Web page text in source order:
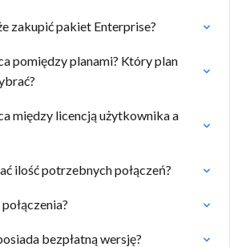
zakupić pakiet Enterprise?
pomiędzy planami? Który plan
między licencją użytkownika a
ilość potrzebnych połączeń?
bezpłatną wersję?